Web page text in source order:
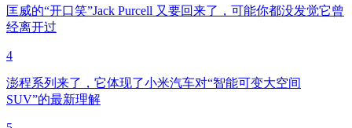
匡威的“开口笑”Jack Purcell 又要回来了，可能你都没发觉它曾
经离开过
4
澎程系列来了，它体现了小米汽车对“智能可变大空间
SUV”的最新理解